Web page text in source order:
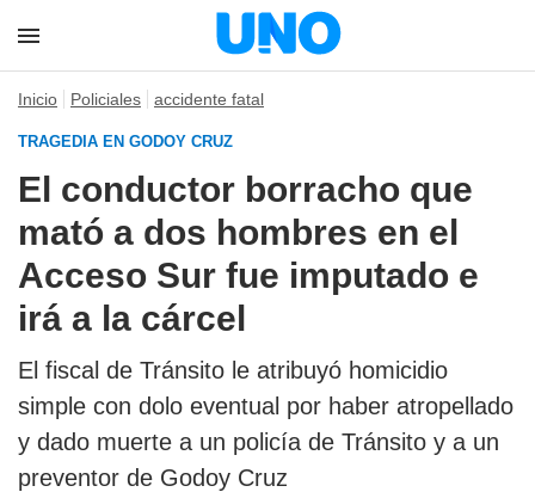
Inicio Policiales accidente fatal
TRAGEDIA EN GODOY CRUZ
El conductor borracho que
mató a dos hombres en el
Acceso Sur fue imputado e
irá a la cárcel
El fiscal de Tránsito le atribuyó homicidio
simple con dolo eventual por haber atropellado
y dado muerte a un policía de Tránsito y a un
preventor de Godoy Cruz